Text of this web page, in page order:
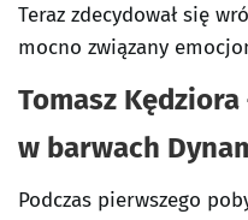
Teraz zdecydował się
mocno związany
Tomasz
w barwach
Podczas pierwszego